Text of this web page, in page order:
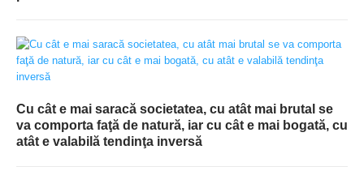
Cu cât e mai saracă societatea, cu atât mai brutal se
va comporta faţă de natură, iar cu cât e mai bogată, cu
atât e valabilă tendinţa inversă